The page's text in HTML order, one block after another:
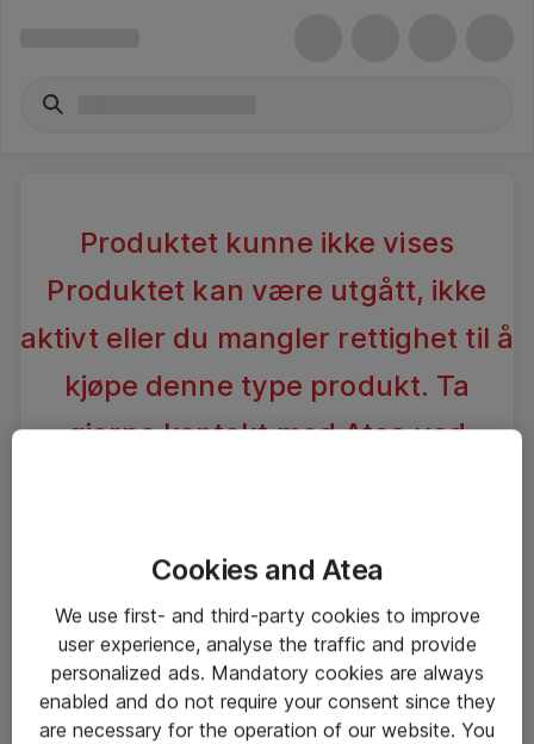
Produktet kunne ikke vises
Produktet kan være utgått, ikke
aktivt eller du mangler rettighet til å
kjøpe denne type produkt. Ta
gjerne kontakt med Atea ved
Informasjon
Cookies and Atea
We use first- and third-party cookies to improve
user experience, analyse the traffic and provide
personalized ads. Mandatory cookies are always
enabled and do not require your consent since they
are necessary for the operation of our website. You